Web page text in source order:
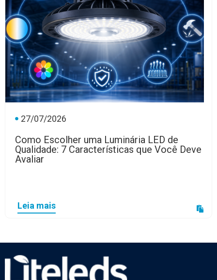
27/07/2026
Como Escolher uma Luminária LED de
Qualidade: 7 Características que Você Deve
Avaliar
Leia mais